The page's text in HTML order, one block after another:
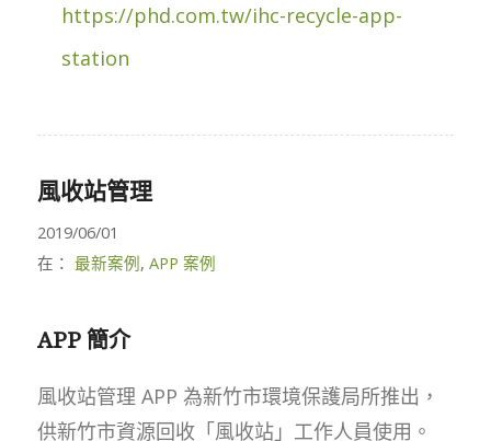
https://phd.com.tw/ihc-recycle-app-
station
風收站管理
2019/06/01
在： 最新案例, APP 案例
APP 簡介
風收站管理 APP 為新竹市環境保護局所推出，
供新竹市資源回收「風收站」工作人員使用。